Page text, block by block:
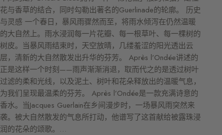
花与香草的结合，同时勾勒出著名的Guerlinade的轮廓。 历史
与灵感 一个春日，暴风雨骤然而至，将雨水倾泻在仍然温暖
的大自然上。雨水浸润每一片花瓣、每一根草叶、每一棵树的
树皮。当暴风雨结束时，天空放晴，几缕羞涩的阳光透出云
层，清新的大自然散发出升华的芬芳。 Après l’Ondée讲述的
正是这样一个时刻——雨声渐渐消退，取而代之的是透过树叶
过滤的柔和光线，以及泥土、树叶和花朵释放出的温暖气息，
为我们呈现最温柔的芬芳。 Après l’Ondée是一款充满诗意的
香水。当Jacques Guerlain在乡间漫步时，一场暴风雨突然来
袭。被大自然散发的气息所打动，他谱写了这首献给被露珠浸
润的花朵的颂歌。…